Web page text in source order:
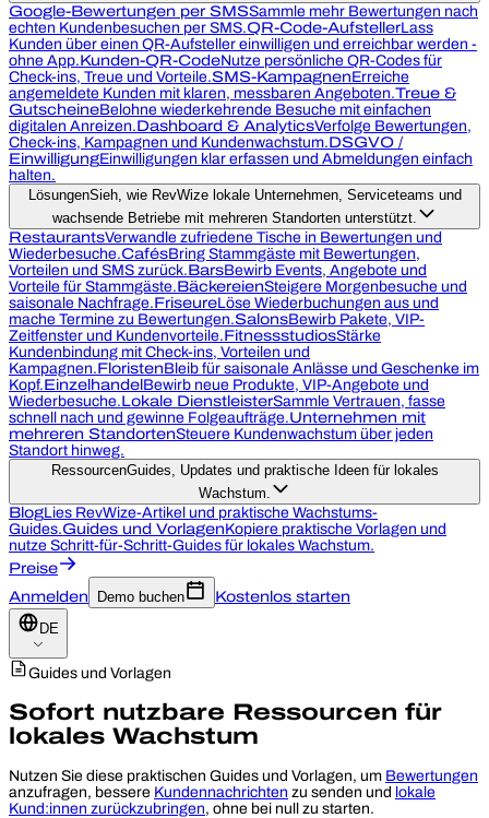
Google-Bewertungen per SMSSammle mehr Bewertungen nach
echten Kundenbesuchen per SMS.QR-Code-AufstellerLass
Kunden über einen QR-Aufsteller einwilligen und erreichbar werden -
ohne App.Kunden-QR-CodeNutze persönliche QR-Codes für
Check-ins, Treue und Vorteile.SMS-KampagnenErreiche
angemeldete Kunden mit klaren, messbaren Angeboten.Treue &
GutscheineBelohne wiederkehrende Besuche mit einfachen
digitalen Anreizen.Dashboard & AnalyticsVerfolge Bewertungen,
Check-ins, Kampagnen und Kundenwachstum.DSGVO /
EinwilligungEinwilligungen klar erfassen und Abmeldungen einfach
halten.
LösungenSieh, wie RevWize lokale Unternehmen, Serviceteams und
wachsende Betriebe mit mehreren Standorten unterstützt.
RestaurantsVerwandle zufriedene Tische in Bewertungen und
Wiederbesuche.CafésBring Stammgäste mit Bewertungen,
Vorteilen und SMS zurück.BarsBewirb Events, Angebote und
Vorteile für Stammgäste.BäckereienSteigere Morgenbesuche und
saisonale Nachfrage.FriseureLöse Wiederbuchungen aus und
mache Termine zu Bewertungen.SalonsBewirb Pakete, VIP-
Zeitfenster und Kundenvorteile.FitnessstudiosStärke
Kundenbindung mit Check-ins, Vorteilen und
Kampagnen.FloristenBleib für saisonale Anlässe und Geschenke im
Kopf.Einzelhandel Bewirb neue Produkte, VIP-Angebote und
Wiederbesuche.Lokale DienstleisterSammle Vertrauen, fasse
schnell nach und gewinne Folgeaufträge.Unternehmen mit
mehreren StandortenSteuere Kundenwachstum über jeden
Standort hinweg.
RessourcenGuides, Updates und praktische Ideen für lokales
Wachstum.
BlogLies RevWize-Artikel und praktische Wachstums-
Guides.Guides und VorlagenKopiere praktische Vorlagen und
nutze Schritt-für-Schritt-Guides für lokales Wachstum.
Preise
Anmelden
Demo buchen
Kostenlos starten
DE
Guides und Vorlagen
Sofort nutzbare Ressourcen für
lokales Wachstum
Nutzen Sie diese praktischen Guides und Vorlagen, um Bewertungen
anzufragen, bessere Kundennachrichten zu senden und lokale
Kund:innen zurückzubringen, ohne bei null zu starten.